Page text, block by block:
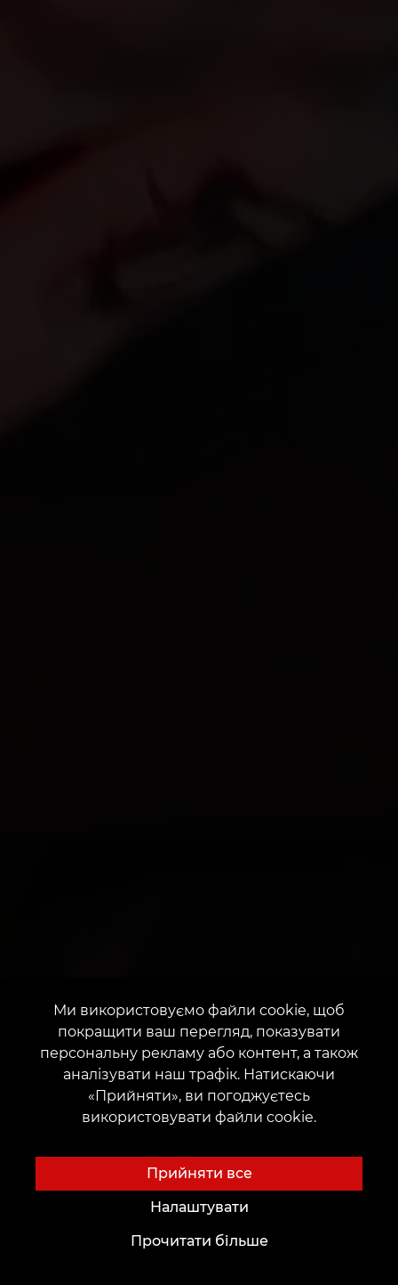
Ми використовуємо файли cookie, щоб
покращити ваш перегляд, показувати
персональну рекламу або контент, а також
аналізувати наш трафік. Натискаючи
«Прийняти», ви погоджуєтесь
використовувати файли cookie.
Прийняти все
Налаштувати
Прочитати більше